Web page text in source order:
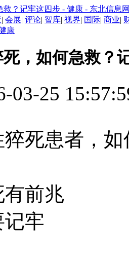
| 会展| 评论| 智库| 视界| 国际| 商业|
康
，如何急救？
03-25
死患者，
前兆
牢